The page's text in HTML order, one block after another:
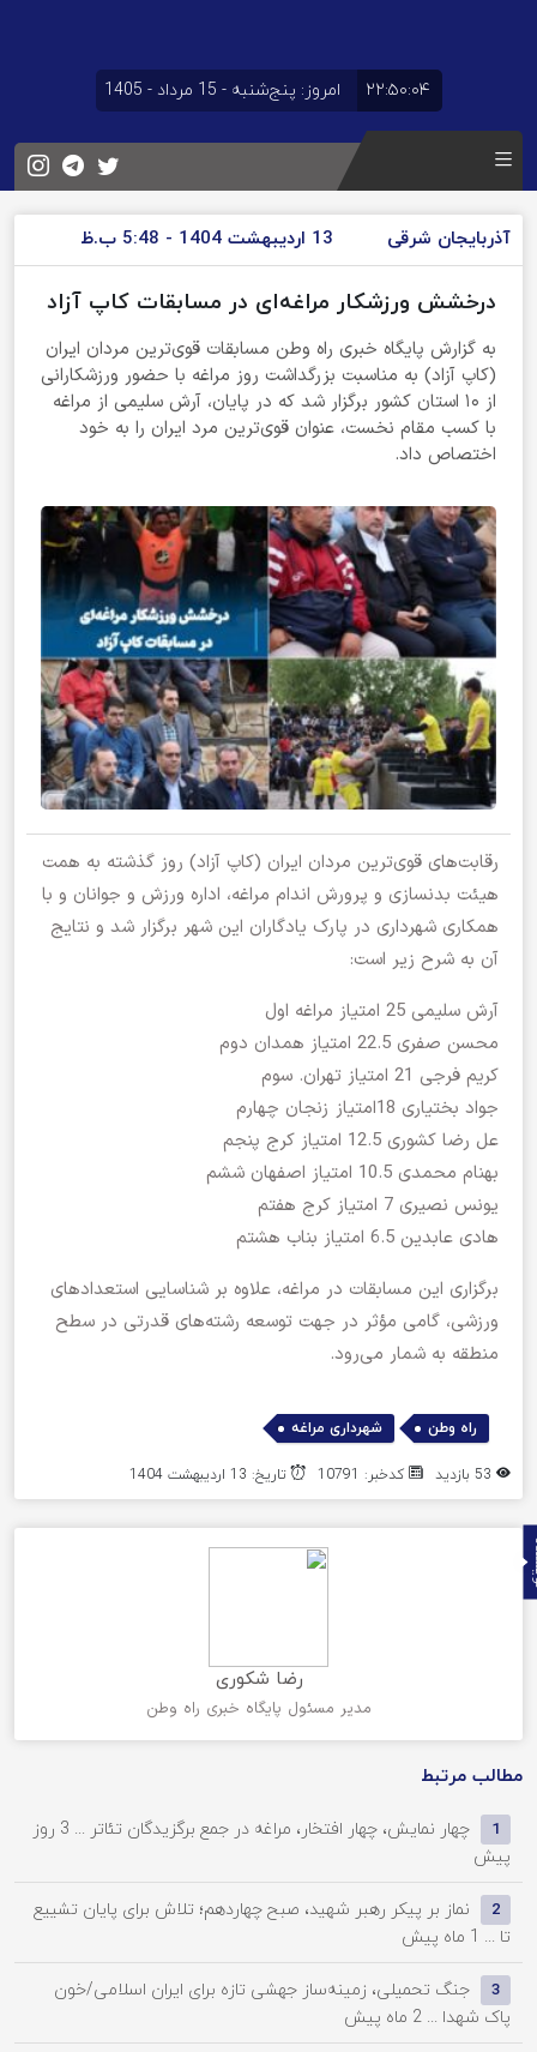
۲۲:۵۰:۰۵ امروز: پنج‌شنبه - 15 مرداد - 1405
آذربایجان شرقی 13 اردیبهشت 1404 - 5:48 ب.ظ
درخشش ورزشکار مراغه‌ای در مسابقات کاپ آزاد
به گزارش پایگاه خبری راه وطن مسابقات قوی‌ترین مردان ایران
(کاپ آزاد) به مناسبت بزرگداشت روز مراغه با حضور ورزشکارانی
از ۱۰ استان کشور برگزار شد که در پایان، آرش سلیمی از مراغه
با کسب مقام نخست، عنوان قوی‌ترین مرد ایران را به خود
اختصاص داد.
رقابت‌های قوی‌ترین مردان ایران (کاپ آزاد) روز گذشته به همت
هیئت بدنسازی و پرورش اندام مراغه، اداره ورزش و جوانان و با
همکاری شهرداری در پارک یادگاران این شهر برگزار شد و نتایج
آن به شرح زیر است:
آرش سلیمی 25 امتیاز مراغه اول
محسن صفری 22.5 امتیاز همدان دوم
کریم فرجی 21 امتیاز تهران. سوم
جواد بختیاری 18امتیاز زنجان چهارم
عل رضا کشوری 12.5 امتیاز کرج پنجم
بهنام محمدی 10.5 امتیاز اصفهان ششم
یونس نصیری 7 امتیاز کرج هفتم
هادی عابدین 6.5 امتیاز بناب هشتم
برگزاری این مسابقات در مراغه، علاوه بر شناسایی استعدادهای
ورزشی، گامی مؤثر در جهت توسعه رشته‌های قدرتی در سطح
منطقه به شمار می‌رود.
راه وطن , شهرداری مراغه
کدخبر: 10791 تاریخ: 13 اردیبهشت 1404
رضا شکوری
مدیر مسئول پایگاه خبری راه وطن
مطالب مرتبط
1 چهار نمایش، چهار افتخار، مراغه در جمع برگزیدگان تئاتر ...
3 روز
پیش
2
نماز بر پیکر رهبر شهید، صبح چهاردهم؛ تلاش برای پایان تشییع
تا ... 1 ماه پیش
3
جنگ تحمیلی، زمینه‌ساز جهشی تازه برای ایران اسلامی/خون
پاک شهدا ... 2 ماه پیش